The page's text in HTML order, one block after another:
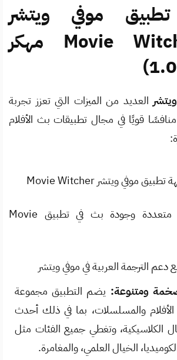
موفي ويتشر
Movie Witcher Apk مهكر
العديد من الميزات التي تعزز تجربة
قويًا في مجال تطبيقات بث الأفلام
ومتنوعة: يضم التطبيق مجموعة
والمسلسلات، بما في ذلك أحدث
الكلاسيكية، وتغطي جميع الفئات مثل
الخيال العلمي، والمغامرة.